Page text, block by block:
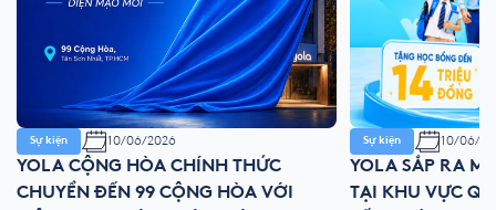
Sự kiện 10/06/2026
YOLA CỘNG HÒA CHÍNH THỨC
CHUYỂN ĐẾN 99 CỘNG HÒA VỚI
Sự kiện 10/06/
YOLA SẮP RA
TẠI KHU VỰC